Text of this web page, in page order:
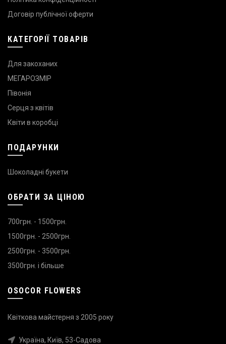
Договір публічної оферти
КАТЕГОРІЇ ТОВАРІВ
Для закоханих
МЕГАРОЗМІР
Півонія
Серця з квітів
Квіти в коробці
ПОДАРУНКИ
Шоколадні букети
ОБРАТИ ЗА ЦІНОЮ
700грн. - 1500грн.
1500грн. - 2500грн.
2500грн. - 3500грн.
3500грн. і більше
OSOCOR FLOWERS
Квіткова майстерня з 2005 року
Україна, Київ, 53-Садова